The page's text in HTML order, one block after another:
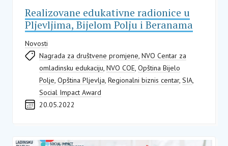
Realizovane edukativne radionice u
Pljevljima, Bijelom Polju i Beranama
Novosti
Nagrada za društvene promjene, NVO Centar za
omladinsku edukaciju, NVO COE, Opština Bijelo
Polje, Opština Pljevlja, Regionalni biznis centar, SIA,
Social Impact Award
20.05.2022